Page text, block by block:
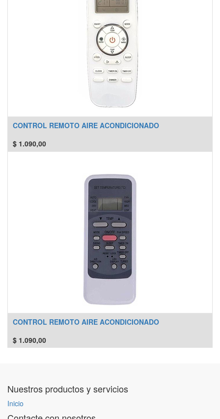
CONTROL REMOTO AIRE ACONDICIONADO
$ 1.090,00
CONTROL REMOTO AIRE ACONDICIONADO
$ 1.090,00
Nuestros productos y servicios
Inicio